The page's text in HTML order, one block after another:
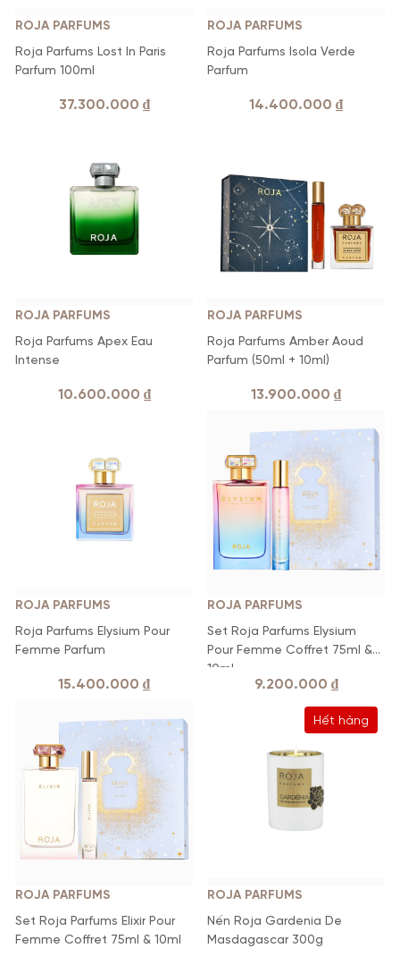
ROJA PARFUMS
Roja Parfums Lost In Paris
Parfum 100ml
37.300.000 ₫
ROJA PARFUMS
Roja Parfums Isola Verde
Parfum
14.400.000 ₫
ROJA PARFUMS
Roja Parfums Apex Eau
Intense
10.600.000 ₫
ROJA PARFUMS
Roja Parfums Amber Aoud
Parfum (50ml + 10ml)
13.900.000 ₫
ROJA PARFUMS
Roja Parfums Elysium Pour
Femme Parfum
15.400.000 ₫
ROJA PARFUMS
Set Roja Parfums Elysium
Pour Femme Coffret 75ml &
10ml
9.200.000 ₫
ROJA PARFUMS
Set Roja Parfums Elixir Pour
Femme Coffret 75ml & 10ml
Hết hàng
ROJA PARFUMS
Nến Roja Gardenia De
Masdagascar 300g